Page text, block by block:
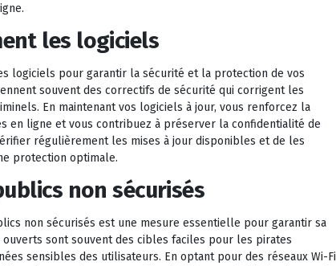
les logiciels
logiciels pour garantir la sécurité et la protection de vos
souvent des correctifs de sécurité qui corrigent les
En maintenant vos logiciels à jour, vous renforcez la
en ligne et vous contribuez à préserver la confidentialité de
régulièrement les mises à jour disponibles et de les
protection optimale.
non sécurisés
non sécurisés est une mesure essentielle pour garantir sa
sont souvent des cibles faciles pour les pirates
sensibles des utilisateurs. En optant pour des réseaux Wi-Fi